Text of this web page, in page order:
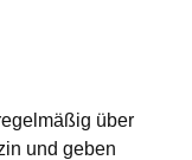
über
und geben